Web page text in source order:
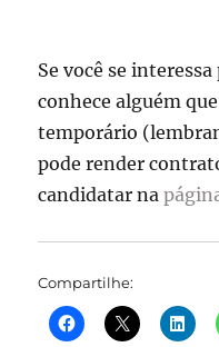
Se você se
conhece alguém
temporário
pode render
candidatar na
Compartilhe: